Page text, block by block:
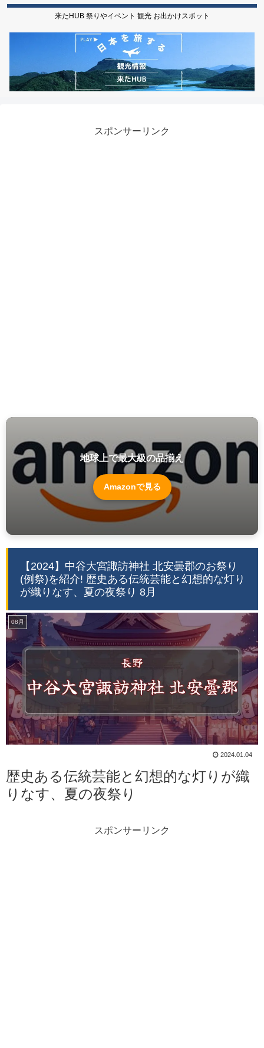
来たHUB 祭りやイベント 観光 お出かけスポット
スポンサーリンク
地球上で最大級の品揃え
Amazonで見る
【2024】中谷大宮諏訪神社 北安曇郡のお祭り
(例祭)を紹介! 歴史ある伝統芸能と幻想的な灯り
が織りなす、夏の夜祭り 8月
08月
2024.01.04
歴史ある伝統芸能と幻想的な灯りが織
りなす、夏の夜祭り
スポンサーリンク